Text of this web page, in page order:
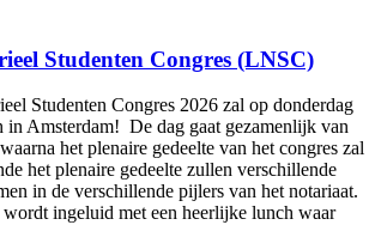
Studenten Congres (LNSC)
Studenten Congres 2026 zal op donderdag
in Amsterdam! De dag gaat gezamenlijk van
het plenaire gedeelte van het congres zal
het plenaire gedeelte zullen verschillende
in de verschillende pijlers van het notariaat.
ingeluid met een heerlijke lunch waar